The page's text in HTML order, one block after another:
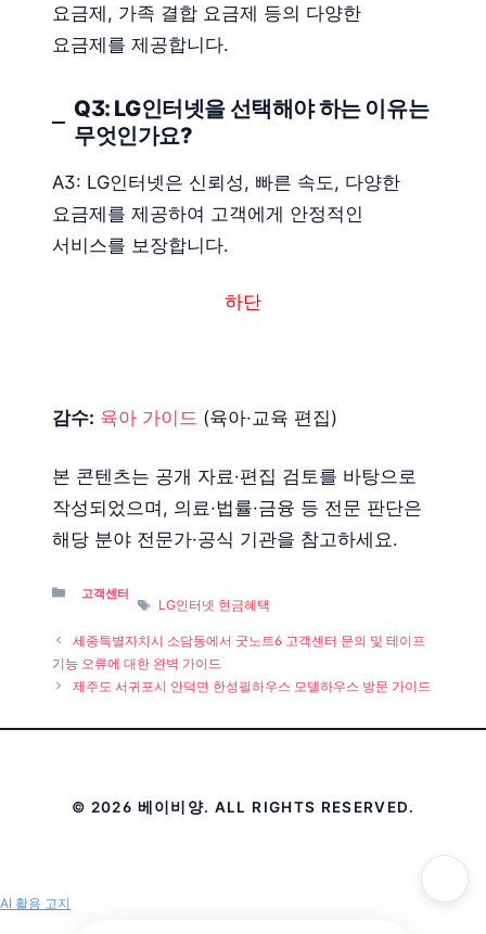
요금제, 가족 결합 요금제 등의 다양한
요금제를 제공합니다.
Q3: LG인터넷을 선택해야 하는 이유는
무엇인가요?
A3: LG인터넷은 신뢰성, 빠른 속도, 다양한
요금제를 제공하여 고객에게 안정적인
서비스를 보장합니다.
하단
감수: 육아 가이드 (육아·교육 편집)
본 콘텐츠는 공개 자료·편집 검토를 바탕으로
작성되었으며, 의료·법률·금융 등 전문 판단은
해당 분야 전문가·공식 기관을 참고하세요.
Categories
고객센터
Tags
LG인터넷 현금혜택
세종특별자치시 소담동에서 굿노트6 고객센터 문의 및 테이프
기능 오류에 대한 완벽 가이드
제주도 서귀포시 안덕면 한성필하우스 모델하우스 방문 가이드
© 2026 베이비양. ALL RIGHTS RESERVED.
AI 활용 고지